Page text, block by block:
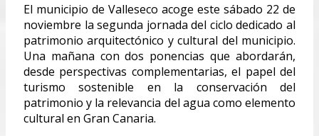
El municipio de Valleseco acoge este sábado 22 de
noviembre la segunda jornada del ciclo dedicado al
patrimonio arquitectónico y cultural del municipio.
Una mañana con dos ponencias que abordarán,
desde perspectivas complementarias, el papel del
turismo sostenible en la conservación del
patrimonio y la relevancia del agua como elemento
cultural en Gran Canaria.